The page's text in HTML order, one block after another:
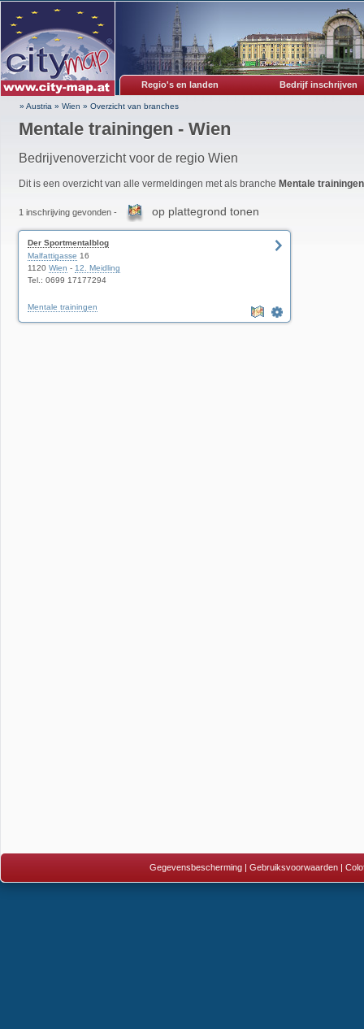
Regio's en landen Bedrijf inschrijven
» Austria » Wien » Overzicht van branches
Mentale trainingen - Wien
Bedrijvenoverzicht voor de regio Wien
Dit is een overzicht van alle vermeldingen met als branche Mentale trainingen
1 inschrijving gevonden - op plattegrond tonen
Der Sportmentalblog
Malfattigasse 16
1120 Wien - 12. Meidling
Tel.: 0699 17177294
Mentale trainingen
Gegevensbescherming| Gebruiksvoorwaarden|